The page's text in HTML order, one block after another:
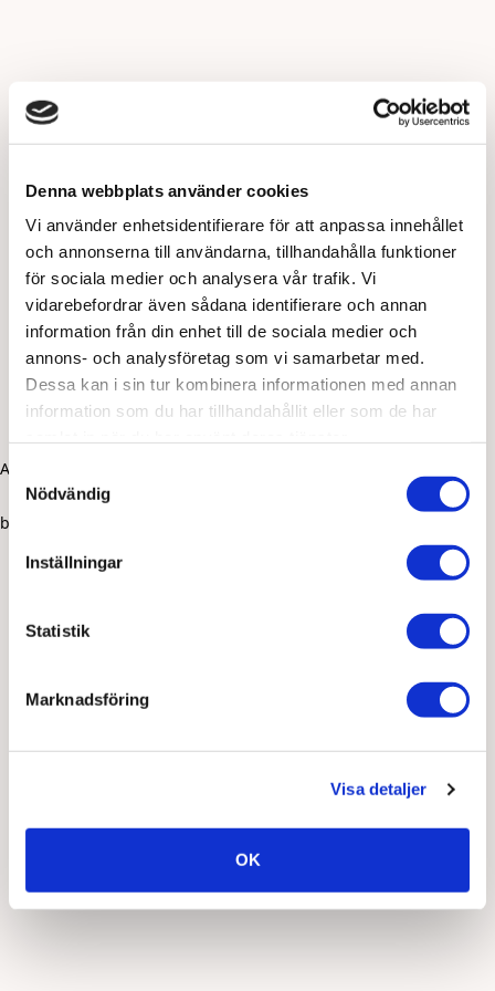
Denna webbplats använder cookies
Vi använder enhetsidentifierare för att anpassa innehållet
och annonserna till användarna, tillhandahålla funktioner
för sociala medier och analysera vår trafik. Vi
vidarebefordrar även sådana identifierare och annan
information från din enhet till de sociala medier och
annons- och analysföretag som vi samarbetar med.
Dessa kan i sin tur kombinera informationen med annan
information som du har tillhandahållit eller som de har
Samtyckesval
Nödvändig
Inställningar
Statistik
Marknadsföring
Visa detaljer
OK
Application error: a client-side exception has occurred (see the
browser console for more information)